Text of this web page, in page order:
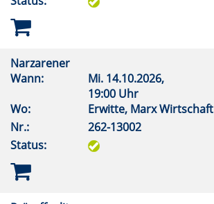
Narzarener
Wann:
Mi. 14.10.2026,
19:00 Uhr
Wo:
Erwitte, Marx Wirtschaft
Nr.:
262-13002
Status: